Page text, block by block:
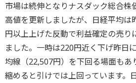
市場は続伸となりナスダック総合株
高値を更新しましたが、日経平均は
円以上上げた反動で利益確定の売り
ました。一時は220円近く下げ昨日
均線（22,507円）を下回る場面もあ
縮めると引けでは上回っています。